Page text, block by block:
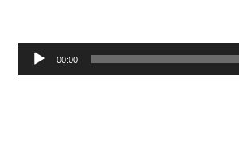
Reproductor
00:00